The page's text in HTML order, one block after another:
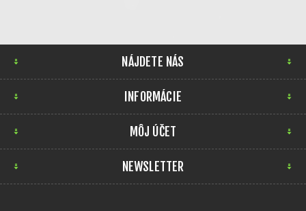
NÁJDETE NÁS
INFORMÁCIE
MÔJ ÚČET
NEWSLETTER